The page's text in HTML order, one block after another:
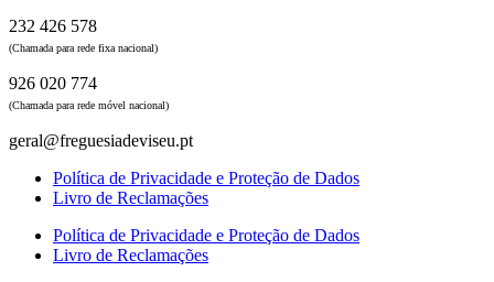
232 426 578
(Chamada para rede fixa nacional)
926 020 774
(Chamada para rede móvel nacional)
geral@freguesiadeviseu.pt
Política de Privacidade e Proteção de Dados
Livro de Reclamações
Política de Privacidade e Proteção de Dados
Livro de Reclamações